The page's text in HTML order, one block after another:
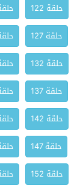
حلقة 122
حلقة
حلقة 127
حلقة
حلقة 132
حلقة
حلقة 137
حلقة
حلقة 142
حلقة
حلقة 147
حلقة
حلقة 152
حلقة